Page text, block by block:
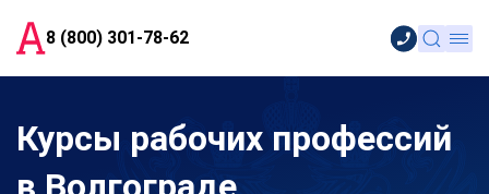
8 (800) 301-78-62
Курсы рабочих профессий